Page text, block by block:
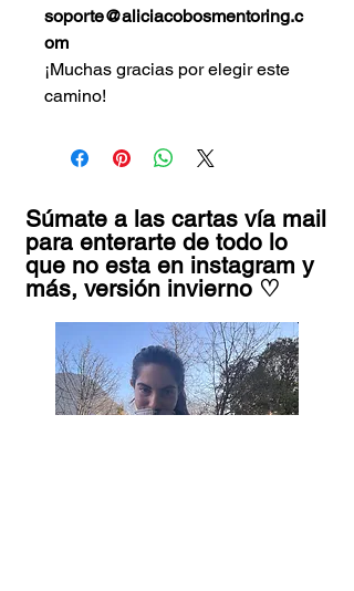
soporte@aliciacobosmentoring.c
om
¡Muchas gracias por elegir este
camino!
Súmate a las cartas vía mail
para enterarte de todo lo
que no esta en instagram y
más, versión invierno ♡